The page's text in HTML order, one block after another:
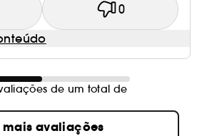
0
de um total de
mais avaliações